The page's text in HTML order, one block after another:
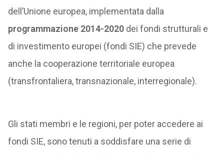
dell’Unione europea, implementata dalla
programmazione 2014-2020dei fondi strutturali e
di investimento europei (fondi SIE) che prevede
anche la cooperazione territoriale europea
(transfrontaliera, transnazionale, interregionale).
Gli stati membri e le regioni, per poter accedere ai
fondi SIE, sono tenuti a soddisfare una serie di